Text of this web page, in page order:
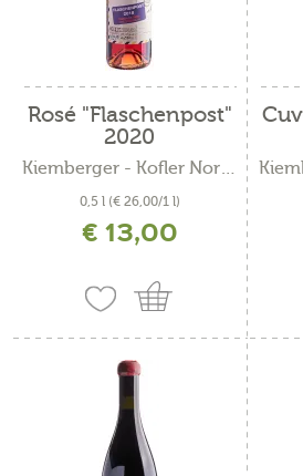
Rosé "Flaschenpost"
2020
Kiemberger - Kofler Norbert
0,5 l (€ 26,00/1 l)
inkl. MwSt. zzgl. Versandkosten
€ 13,00